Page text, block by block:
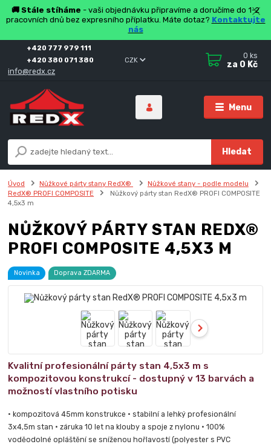
🚚 Stále stíháme - vaši objednávku připravíme a doručíme do 1-2
pracovních dnů bez expresního příplatku. Máte dotaz? Kontaktujte
nás
Menu
CZK
Hledat
+420 777 979 111
+420 380 071 380
info@redx.cz
0 ks
za 0 Kč
Úvod Nůžkové párty stany RedX®
Nůžkové stany - podle modelu
RedX® PROFI COMPOSITE
Nůžkový párty stan RedX® PROFI COMPOSITE
4,5x3 m
NŮŽKOVÝ PÁRTY STAN REDX®
PROFI COMPOSITE 4,5X3 M
Novinka Doprava ZDARMA
Kvalitní profesionální párty stan 4,5x3 m s
kompozitovou konstrukcí - dostupný v 13 barvách a
možností vlastního potisku
• kompozitová 45mm konstrukce • stabilní a lehký profesionální
3x4,5m stan • záruka 10 let na klouby a spoje z nylonu • 100%
voděodolné opláštění se sníženou hořlavostí (polyester s PVC